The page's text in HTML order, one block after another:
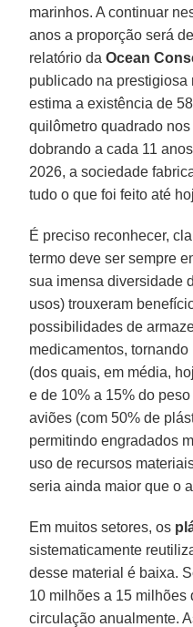
marinhos. A continuar
anos a proporção será
relatório da Ocean
publicado na prestigiosa
estima a existência de
quilômetro quadrado
dobrando a cada 11
2026, a sociedade
tudo o que foi feito até
É preciso reconhecer,
termo deve ser sempre
sua imensa diversidade
usos) trouxeram
possibilidades de
medicamentos,
(dos quais, em média,
e de 10% a 15% do
aviões (com 50% de
permitindo engradados
uso de recursos
seria ainda maior que o
Em muitos setores, os
sistematicamente
desse material é baixa.
10 milhões a 15 milhões
circulação anualmente.